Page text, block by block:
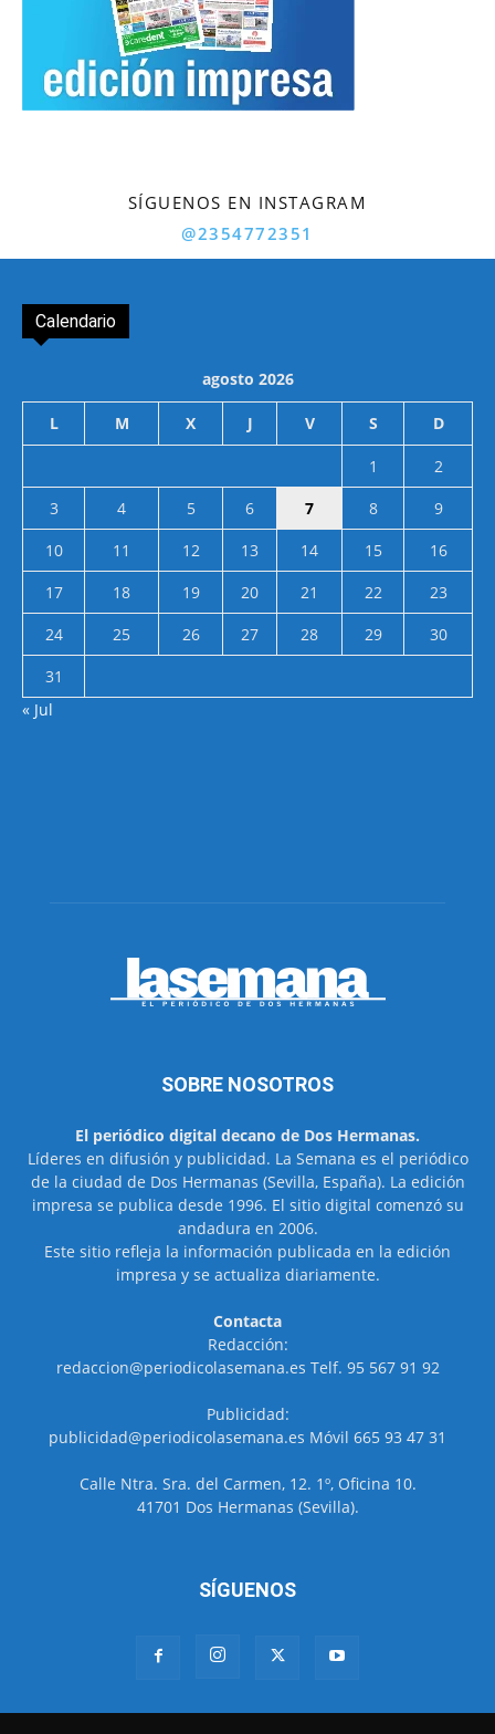
SÍGUENOS EN INSTAGRAM
@2354772351
Calendario
agosto 2026
L M X J V S D
1
2
3
4 5 6 7 8
9
10
11 12 13 14 15
16
17
18 19 20 21 22
23
24
25 26 27 28 29
30
31
« Jul
SOBRE NOSOTROS
El periódico digital decano de Dos Hermanas.
Líderes en difusión y publicidad. La Semana es el periódico
de la ciudad de Dos Hermanas (Sevilla, España). La edición
impresa se publica desde 1996. El sitio digital comenzó su
andadura en 2006.
Este sitio refleja la información publicada en la edición
impresa y se actualiza diariamente.
Contacta
Redacción:
redaccion@periodicolasemana.es Telf. 95 567 91 92
Publicidad:
publicidad@periodicolasemana.es Móvil 665 93 47 31
Calle Ntra. Sra. del Carmen, 12. 1º, Oficina 10.
41701 Dos Hermanas (Sevilla).
SÍGUENOS